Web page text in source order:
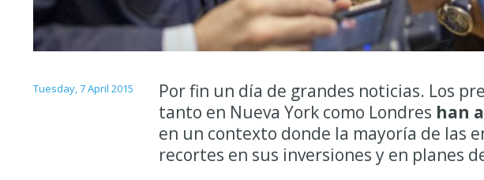
Tuesday, 7 April 2015
Por fin un día de grandes noticias. Los
tanto en Nueva York como Londres han
en un contexto donde la mayoría de las
recortes en sus inversiones y en planes